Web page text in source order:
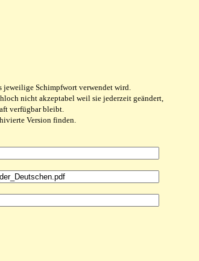
jeweilige Schimpfwort verwendet wird.
nicht akzeptabel weil sie jederzeit geändert,
verfügbar bleibt.
Version finden.